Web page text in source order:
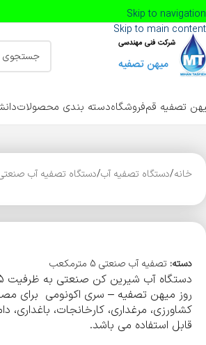
Skip to navigation
Skip to main content
تصفیه قمفروشگاهدسته بندی محصولات
خانه دستگاه تصفیه آب دستگاه تصفیه آب
دسته: تصفیه آب صنعتی 5 مترمکعب
روز میهن تصفیه – سری اکونومی برای
کشاورزی، مرغداری، کارخانجات، باغداری،
قابل استفاده می باشد.